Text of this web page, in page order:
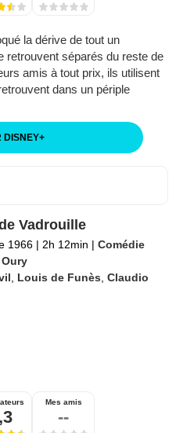
la dérive de tout un
retrouvent séparés du reste de
amis à tout prix, ils utilisent
dans un périple
DISNEY+
Vadrouille
1966 | 2h 12min | Comédie
Louis de Funès ,Claudio
Mes amis
--